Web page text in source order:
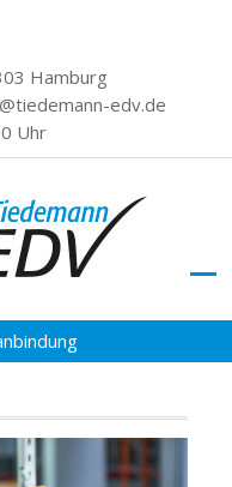
Hamburg
edv.de
Uhr